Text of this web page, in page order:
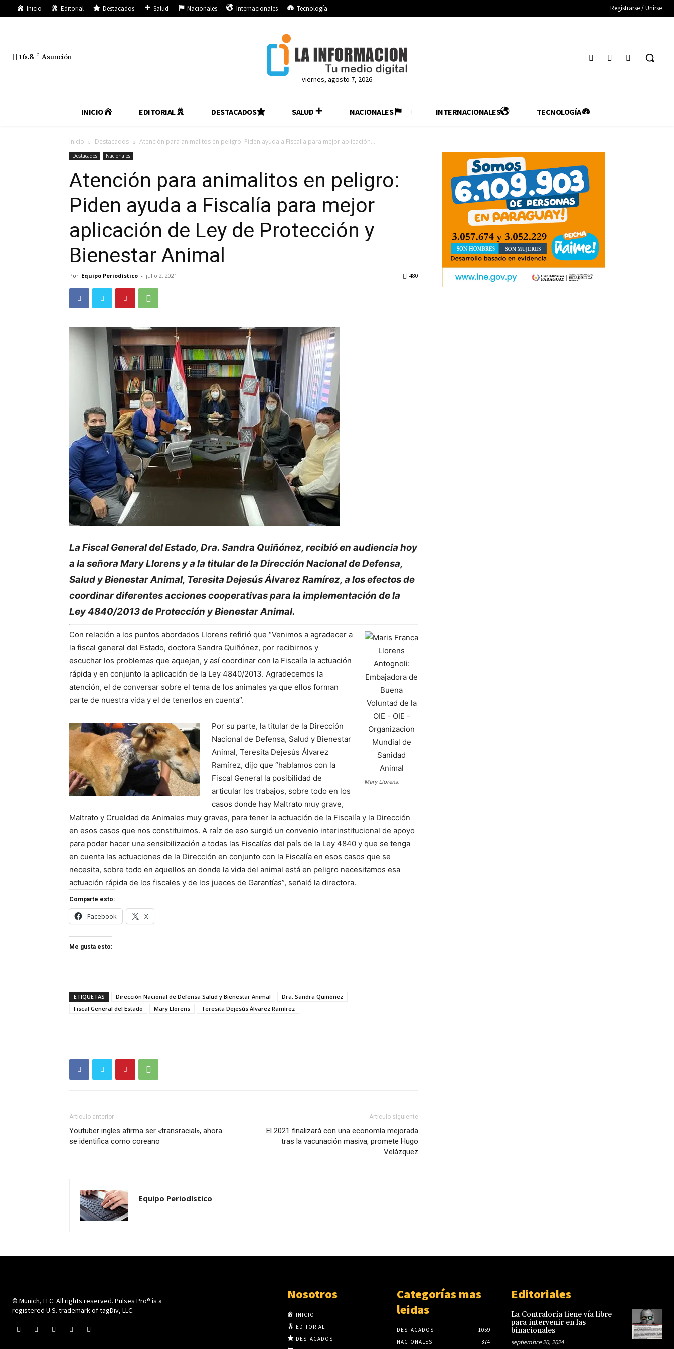
Inicio Editorial Destacados Salud Nacionales Internacionales Tecnología Registrarse / Unirse
16.8 C Asunción
viernes, agosto 7, 2026
INICIO EDITORIAL DESTACADOS SALUD NACIONALES INTERNACIONALES TECNOLOGÍA
Inicio Destacados Atención para animalitos en peligro: Piden ayuda a Fiscalía para mejor aplicación...
Destacados Nacionales
Atención para animalitos en peligro:
Piden ayuda a Fiscalía para mejor
aplicación de Ley de Protección y
Bienestar Animal
Por Equipo Periodístico - julio 2, 2021 480
La Fiscal General del Estado, Dra. Sandra Quiñónez, recibió en audiencia hoy
a la señora Mary Llorens y a la titular de la Dirección Nacional de Defensa,
Salud y Bienestar Animal, Teresita Dejesús Álvarez Ramírez, a los efectos de
coordinar diferentes acciones cooperativas para la implementación de la
Ley 4840/2013 de Protección y Bienestar Animal.
Mary Llorens.
Con relación a los puntos abordados Llorens refirió que “Venimos a agradecer a
la fiscal general del Estado, doctora Sandra Quiñónez, por recibirnos y
escuchar los problemas que aquejan, y así coordinar con la Fiscalía la actuación
rápida y en conjunto la aplicación de la Ley 4840/2013. Agradecemos la
atención, el de conversar sobre el tema de los animales ya que ellos forman
parte de nuestra vida y el de tenerlos en cuenta”.
Por su parte, la titular de la Dirección
Nacional de Defensa, Salud y Bienestar
Animal, Teresita Dejesús Álvarez
Ramírez, dijo que “hablamos con la
Fiscal General la posibilidad de
articular los trabajos, sobre todo en los
casos donde hay Maltrato muy grave,
Maltrato y Crueldad de Animales muy graves, para tener la actuación de la Fiscalía y la Dirección
en esos casos que nos constituimos. A raíz de eso surgió un convenio interinstitucional de apoyo
para poder hacer una sensibilización a todas las Fiscalías del país de la Ley 4840 y que se tenga
en cuenta las actuaciones de la Dirección en conjunto con la Fiscalía en esos casos que se
necesita, sobre todo en aquellos en donde la vida del animal está en peligro necesitamos esa
actuación rápida de los fiscales y de los jueces de Garantías”, señaló la directora.
Comparte esto:
Facebook X
Me gusta esto:
ETIQUETAS Dirección Nacional de Defensa Salud y Bienestar Animal
Dra. Sandra Quiñónez
Fiscal General del Estado
Mary Llorens Teresita Dejesús Álvarez Ramírez
Artículo anterior
Youtuber ingles afirma ser «transracial», ahora
se identifica como coreano
Artículo siguiente
El 2021 finalizará con una economía mejorada
tras la vacunación masiva, promete Hugo
Velázquez
Equipo Periodístico
© Munich, LLC. All rights reserved. Pulses Pro® is a
registered U.S. trademark of tagDiv, LLC.
Nosotros
INICIO
EDITORIAL
DESTACADOS
Categorías mas
leidas
DESTACADOS
1059
NACIONALES
374
Editoriales
La Contraloría tiene vía libre
para intervenir en las
binacionales
septiembre 20, 2024